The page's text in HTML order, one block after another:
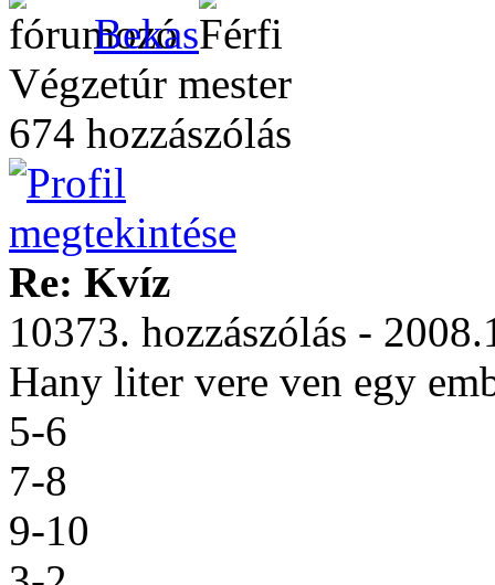
Bekas
Végzetúr mester
674 hozzászólás
Re: Kvíz
10373. hozzászólás -
Hany liter vere ven egy
5-6
7-8
9-10